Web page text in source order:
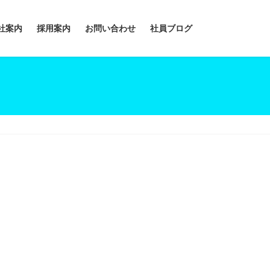
案内 採用案内 お問い合わせ 社員ブログ